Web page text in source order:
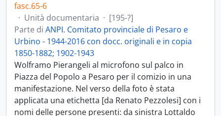
fasc.65-6
· Unità documentaria · [195-?]
Parte di ANPI. Comitato provinciale di Pesaro e
Urbino - 1944-2016 con docc. originali e in copia
1850-1882; 1902-1943
Wolframo Pierangeli al microfono sul palco in
Piazza del Popolo a Pesaro per il comizio in una
manifestazione. Nel verso della foto è stata
applicata una etichetta [da Renato Pezzolesi] con i
nomi delle persone presenti: da sinistra Lottaldo